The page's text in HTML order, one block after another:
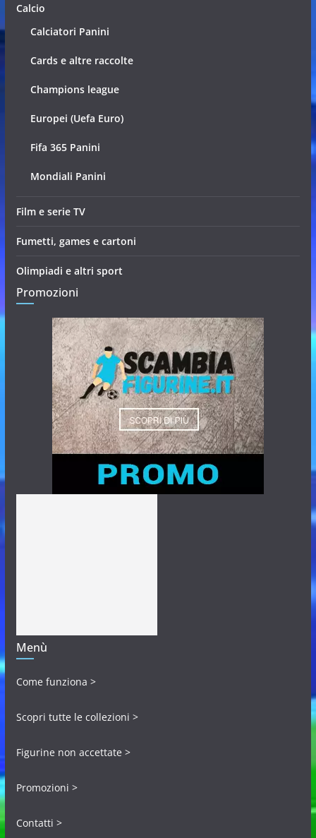
Calcio
Calciatori Panini
Cards e altre raccolte
Champions league
Europei (Uefa Euro)
Fifa 365 Panini
Mondiali Panini
Film e serie TV
Fumetti, games e cartoni
Olimpiadi e altri sport
Promozioni
Menù
Come funziona >
Scopri tutte le collezioni >
Figurine non accettate >
Promozioni >
Contatti >